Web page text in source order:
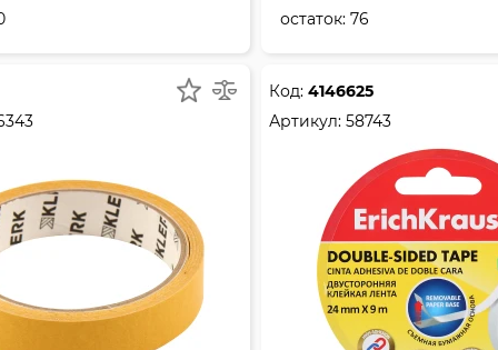
остаток: 76
Код: 4146625
Артикул: 58743